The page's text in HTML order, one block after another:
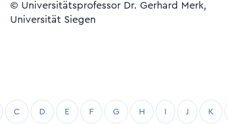
© Universitätsprofessor Dr. Gerhard Merk,
Universität Siegen
C D E F G H I J K